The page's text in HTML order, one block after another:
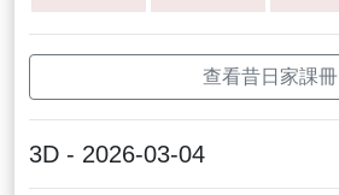
查看昔日家課冊
3D - 2026-03-04